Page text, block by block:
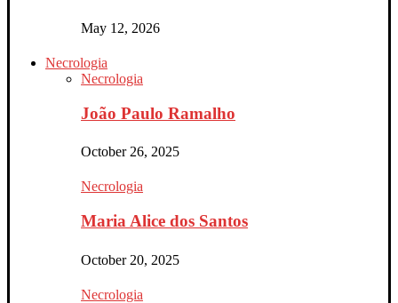
May 12, 2026
Necrologia
Necrologia
João Paulo Ramalho
October 26, 2025
Necrologia
Maria Alice dos Santos
October 20, 2025
Necrologia